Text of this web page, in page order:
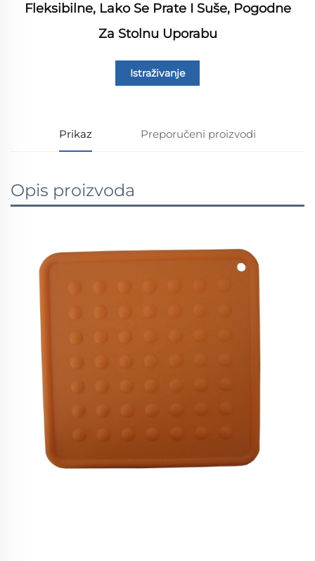
Fleksibilne, Lako Se Prate I Suše, Pogodne
Za Stolnu Uporabu
Istraživanje
Prikaz Preporučeni proizvodi
Opis proizvoda